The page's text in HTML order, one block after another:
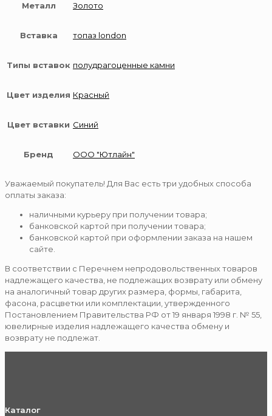
Металл Золото
Вставка топаз london
Типы вставок полудрагоценные камни
Цвет изделия Красный
Цвет вставки Синий
Бренд ООО "Ютлайн"
Уважаемый покупатель! Для Вас есть три удобных способа
оплаты заказа:
наличными курьеру при получении товара;
банковской картой при получении товара;
банковской картой при оформлении заказа на нашем
сайте.
В соответствии с Перечнем непродовольственных товаров
надлежащего качества, не подлежащих возврату или обмену
на аналогичный товар других размера, формы, габарита,
фасона, расцветки или комплектации, утвержденного
Постановлением Правительства РФ от 19 января 1998 г. № 55,
ювелирные изделия надлежащего качества обмену и
возврату не подлежат.
Каталог